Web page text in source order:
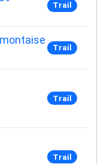
Trail
Trail
Trail
Trail